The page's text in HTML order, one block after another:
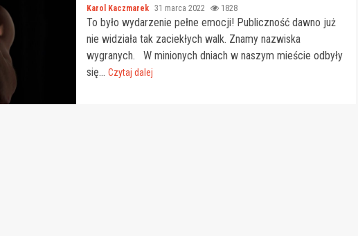
Karol Kaczmarek 31 marca 2022 1828
To było wydarzenie pełne emocji! Publiczność dawno już
nie widziała tak zaciekłych walk. Znamy nazwiska
wygranych. W minionych dniach w naszym mieście odbyły
się... Czytaj dalej